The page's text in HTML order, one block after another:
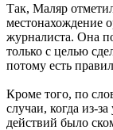
Так, Маляр
местонахождение
журналиста. Она
только с целью
потому есть
Кроме того, по
случаи, когда из-
действий было